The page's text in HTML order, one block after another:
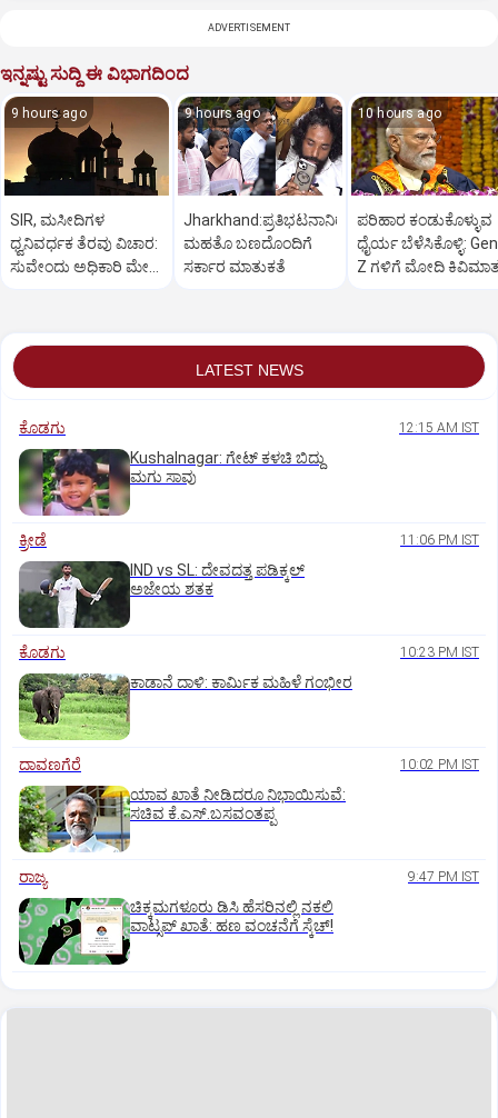
ADVERTISEMENT
ಇನ್ನಷ್ಟು ಸುದ್ದಿ ಈ ವಿಭಾಗದಿಂದ
9 hours ago
SIR, ಮಸೀದಿಗಳ
ಧ್ವನಿವರ್ಧಕ ತೆರವು ವಿಚಾರ:
ಸುವೇಂದು ಅಧಿಕಾರಿ ಮೇಲೆ
9 hours ago
Jharkhand:ಪ್ರತಿಭಟನಾನಿರತ
ಮಹತೊ ಬಣದೊಂದಿಗೆ
ಸರ್ಕಾರ ಮಾತುಕತೆ
10 hours ago
ಪರಿಹಾರ ಕಂಡುಕೊಳ್ಳುವ
ಧೈರ್ಯ ಬೆಳೆಸಿಕೊಳ್ಳಿ:
Z ಗಳಿಗೆ ಮೋದಿ
LATEST NEWS
ಕೊಡಗು 12:15 AM IST
Kushalnagar: ಗೇಟ್ ಕಳಚಿ ಬಿದ್ದು
ಮಗು ಸಾವು
ಕ್ರೀಡೆ 11:06 PM IST
IND vs SL: ದೇವದತ್ತ ಪಡಿಕ್ಕಲ್‌
ಅಜೇಯ ಶತಕ
ಕೊಡಗು 10:23 PM IST
ಕಾಡಾನೆ ದಾಳಿ: ಕಾರ್ಮಿಕ ಮಹಿಳೆ ಗಂಭೀರ
ದಾವಣಗೆರೆ 10:02 PM IST
ಯಾವ ಖಾತೆ ನೀಡಿದರೂ ನಿಭಾಯಿಸುವೆ:
ಸಚಿವ ಕೆ.ಎಸ್.ಬಸವಂತಪ್ಪ
ರಾಜ್ಯ 9:47 PM IST
ಚಿಕ್ಕಮಗಳೂರು ಡಿಸಿ ಹೆಸರಿನಲ್ಲಿ ನಕಲಿ
ವಾಟ್ಸಪ್ ಖಾತೆ: ಹಣ ವಂಚನೆಗೆ ಸ್ಕೆಚ್!